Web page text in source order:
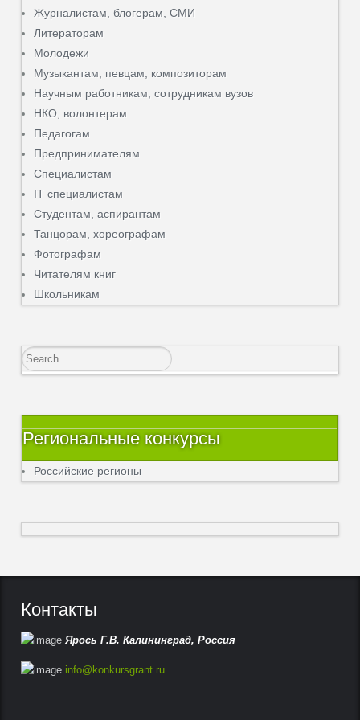
Журналистам, блогерам, СМИ
Литераторам
Молодежи
Музыкантам, певцам, композиторам
Научным работникам, сотрудникам вузов
НКО, волонтерам
Педагогам
Предпринимателям
Специалистам
IT специалистам
Студентам, аспирантам
Танцорам, хореографам
Фотографам
Читателям книг
Школьникам
Региональные конкурсы
Российские регионы
Контакты
Ярось Г.В.Калининград,Россия
info@konkursgrant.ru